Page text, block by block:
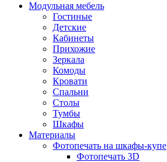
Модульная мебель
Гостиные
Детские
Кабинеты
Прихожие
Зеркала
Комоды
Кровати
Спальни
Столы
Тумбы
Шкафы
Материалы
Фотопечать на шкафы-купе
Фотопечать 3D